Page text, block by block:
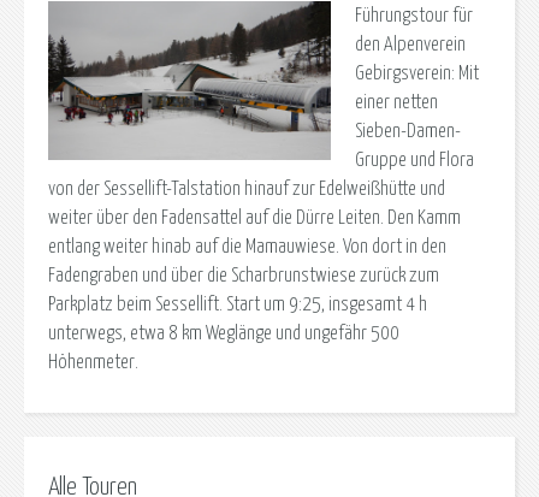
Führungstour für
den Alpenverein
Gebirgsverein: Mit
einer netten
Sieben-Damen-
Gruppe und Flora
von der Sessellift-Talstation hinauf zur Edelweißhütte und
weiter über den Fadensattel auf die Dürre Leiten. Den Kamm
entlang weiter hinab auf die Mamauwiese. Von dort in den
Fadengraben und über die Scharbrunstwiese zurück zum
Parkplatz beim Sessellift. Start um 9:25, insgesamt 4 h
unterwegs, etwa 8 km Weglänge und ungefähr 500
Höhenmeter.
Alle Touren